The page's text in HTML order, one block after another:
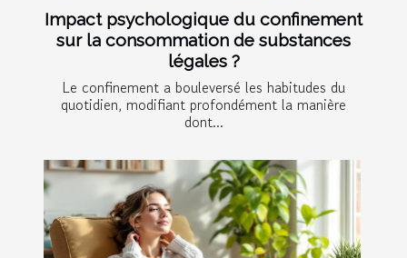
Impact psychologique du confinement
sur la consommation de substances
légales ?
Le confinement a bouleversé les habitudes du
quotidien, modifiant profondément la manière
dont...